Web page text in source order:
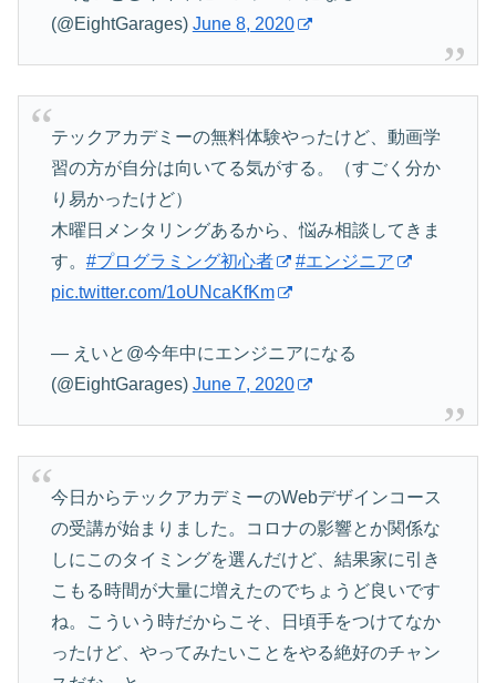
(@EightGarages) June 8, 2020
テックアカデミーの無料体験やったけど、動画学
習の方が自分は向いてる気がする。（すごく分か
り易かったけど）
木曜日メンタリングあるから、悩み相談してきま
す。 #プログラミング初心者
#エンジニア
pic.twitter.com/1oUNcaKfKm
— えいと@今年中にエンジニアになる
(@EightGarages) June 7, 2020
今日からテックアカデミーのWebデザインコース
の受講が始まりました。コロナの影響とか関係な
しにこのタイミングを選んだけど、結果家に引き
こもる時間が大量に増えたのでちょうど良いです
ね。こういう時だからこそ、日頃手をつけてなか
ったけど、やってみたいことをやる絶好のチャン